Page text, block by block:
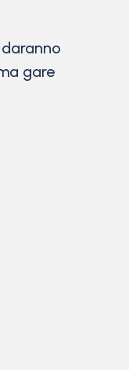
gare